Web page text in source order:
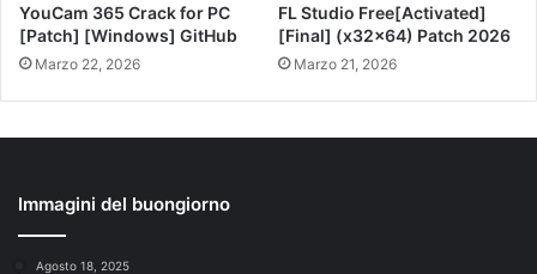
YouCam 365 Crack for PC
[Patch] [Windows] GitHub
Marzo 22, 2026
FL Studio Free[Activated]
[Final] (x32x64) Patch 2026
Marzo 21, 2026
Immagini del buongiorno
Agosto 18, 2025